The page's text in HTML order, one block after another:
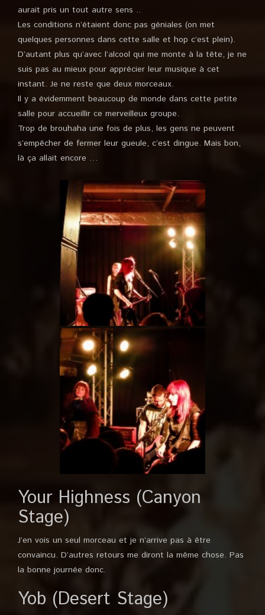
aurait pris un tout autre sens ..
Les conditions n’étaient donc pas géniales (on met
quelques personnes dans cette salle et hop c’est plein).
D’autant plus qu’avec l’alcool qui me monte à la tête, je ne
suis pas au mieux pour apprécier leur musique à cet
instant. Je ne reste que deux morceaux.
Il y a évidemment beaucoup de monde dans cette petite
salle pour accueillir ce merveilleux groupe.
Trop de brouhaha une fois de plus, les gens ne peuvent
s’empêcher de fermer leur gueule, c’est dingue. Mais bon,
là ça allait encore …
Your Highness (Canyon
Stage)
J’en vois un seul morceau et je n’arrive pas à être
convaincu. D’autres retours me diront la même chose. Pas
la bonne journée donc.
Yob (Desert Stage)